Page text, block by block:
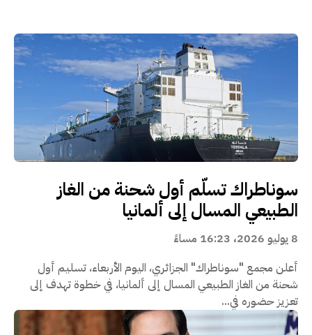
سوناطراك تسلّم أول شحنة من الغاز
الطبيعي المسال إلى ألمانيا
8 يوليو 2026، 16:23 مساءً
أعلن مجمع "سوناطراك" الجزائري، اليوم الأربعاء، تسليم أول
شحنة من الغاز الطبيعي المسال إلى ألمانيا، في خطوة تهدف إلى
تعزيز حضوره في...